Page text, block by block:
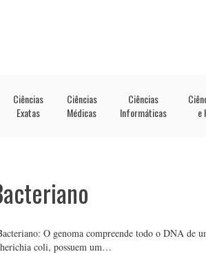
Ciências
Exatas
Ciências
Médicas
Ciências
Informáticas
e
O genoma compreende todo o DNA de
coli, possuem um…